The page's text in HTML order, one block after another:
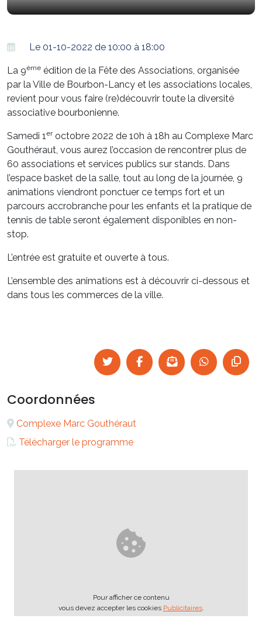
Le 01-10-2022 de 10:00 à 18:00
La 9ème édition de la Fête des Associations, organisée
par la Ville de Bourbon-Lancy et les associations locales,
revient pour vous faire (re)découvrir toute la diversité
associative bourbonienne.
Samedi 1 eroctobre 2022 de 10h à 18h au Complexe Marc
Gouthéraut, vous aurez l’occasion de rencontrer plus de
60 associations et services publics sur stands. Dans
l’espace basket de la salle, tout au long de la journée, 9
animations viendront ponctuer ce temps fort et un
parcours accrobranche pour les enfants et la pratique de
tennis de table seront également disponibles en non-
stop.
L’entrée est gratuite et ouverte à tous.
L’ensemble des animations est à découvrir ci-dessous et
dans tous les commerces de la ville.
Coordonnées
Complexe Marc Gouthéraut
Télécharger le programme
Pour afficher ce contenu
vous devez accepter les cookies Publicitaires.